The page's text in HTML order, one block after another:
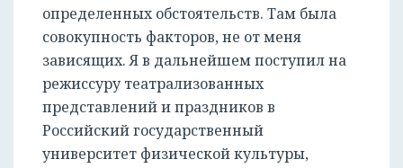
определенных обстоятельств. Там была
совокупность факторов, не от меня
зависящих. Я в дальнейшем поступил на
режиссуру театрализованных
представлений и праздников в
Российский государственный
университет физической культуры,